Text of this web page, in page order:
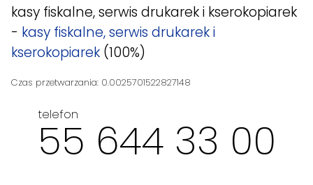
kasy fiskalne, serwis drukarek i kserokopiarek
- kasy fiskalne, serwis drukarek i
kserokopiarek (100%)
Czas przetwarzania: 0.0025701522827148
telefon
55 644 33 00